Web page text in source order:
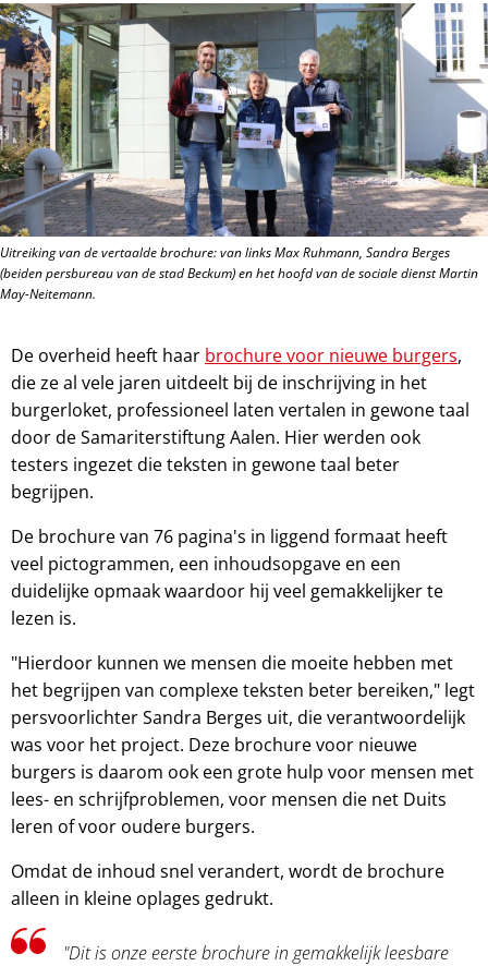
Uitreiking van de vertaalde brochure: van links Max Ruhmann, Sandra Berges
(beiden persbureau van de stad Beckum) en het hoofd van de sociale dienst Martin
May-Neitemann.
De overheid heeft haar brochure voor nieuwe burgers,
die ze al vele jaren uitdeelt bij de inschrijving in het
burgerloket, professioneel laten vertalen in gewone taal
door de Samariterstiftung Aalen. Hier werden ook
testers ingezet die teksten in gewone taal beter
begrijpen.
De brochure van 76 pagina's in liggend formaat heeft
veel pictogrammen, een inhoudsopgave en een
duidelijke opmaak waardoor hij veel gemakkelijker te
lezen is.
"Hierdoor kunnen we mensen die moeite hebben met
het begrijpen van complexe teksten beter bereiken," legt
persvoorlichter Sandra Berges uit, die verantwoordelijk
was voor het project. Deze brochure voor nieuwe
burgers is daarom ook een grote hulp voor mensen met
lees- en schrijfproblemen, voor mensen die net Duits
leren of voor oudere burgers.
Omdat de inhoud snel verandert, wordt de brochure
alleen in kleine oplages gedrukt.
"Dit is onze eerste brochure in gemakkelijk leesbare